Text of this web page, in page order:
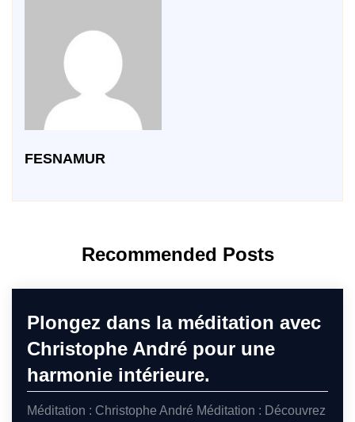
FESNAMUR
Recommended Posts
Plongez dans la méditation avec
Christophe André pour une
harmonie intérieure.
Méditation : Christophe André Méditation : Découvrez